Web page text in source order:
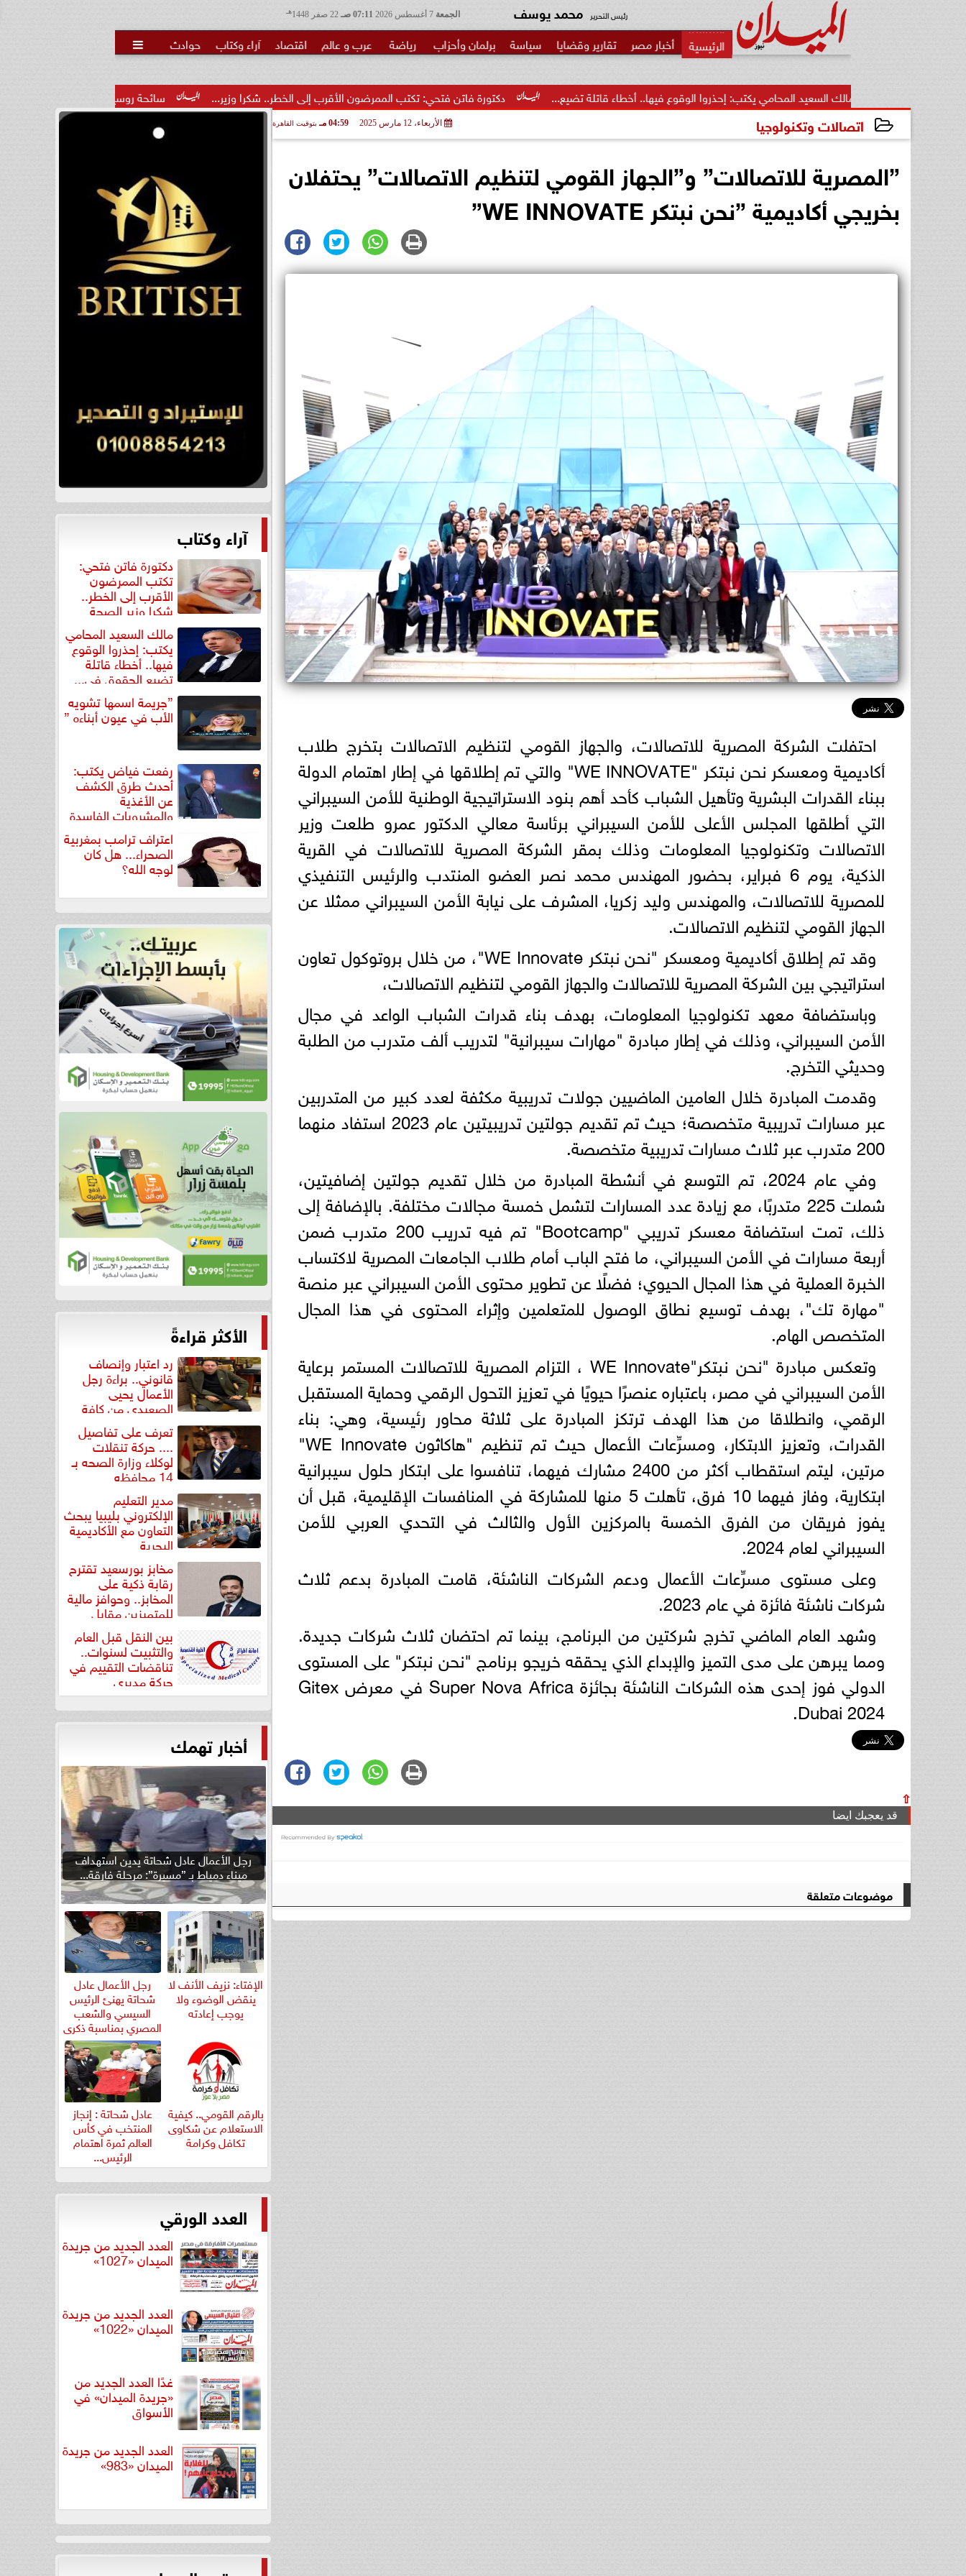
الجمعة 07:11 صـ هـ رئيس التحرير محمد يوسف
أخبار مصر تقارير وقضايا سياسة برلمان وأحزاب رياضة عرب و عالم اقتصاد آراء وكتاب حوادث 
سائحة روسية لـ”مراسي”: الغردقة تجمع بين الموقع دكتورة فاتن فتحي: تكتب الممرضون الأقرب إلى الخطر.. شكرا وزير... مالك السعيد المحامي يكتب: إحذروا الوقوع فيها.. أخطاء قاتلة تضيع...
اتصالات وتكنولوجيا الأربعاء، 12 مارس 2025 04:59 مـ بتوقيت القاهرة
”المصرية للاتصالات” و”الجهاز القومي لتنظيم الاتصالات” يحتفلان
بخريجي أكاديمية ”نحن نبتكر WE INNOVATE”
احتفلت الشركة المصرية للاتصالات، والجهاز القومي لتنظيم الاتصالات بتخرج طلاب
أكاديمية ومعسكر نحن نبتكر "WE INNOVATE" والتي تم إطلاقها في إطار اهتمام الدولة
ببناء القدرات البشرية وتأهيل الشباب كأحد أهم بنود الاستراتيجية الوطنية للأمن السيبراني
التي أطلقها المجلس الأعلى للأمن السيبراني برئاسة معالي الدكتور عمرو طلعت وزير
الاتصالات وتكنولوجيا المعلومات وذلك بمقر الشركة المصرية للاتصالات في القرية
الذكية، يوم 6 فبراير، بحضور المهندس محمد نصر العضو المنتدب والرئيس التنفيذي
للمصرية للاتصالات، والمهندس وليد زكريا، المشرف على نيابة الأمن السيبراني ممثلا عن
الجهاز القومي لتنظيم الاتصالات.
وقد تم إطلاق أكاديمية ومعسكر "نحن نبتكر WE Innovate"، من خلال بروتوكول تعاون
استراتيجي بين الشركة المصرية للاتصالات والجهاز القومي لتنظيم الاتصالات،
وباستضافة معهد تكنولوجيا المعلومات، بهدف بناء قدرات الشباب الواعد في مجال
الأمن السيبراني، وذلك في إطار مبادرة "مهارات سيبرانية" لتدريب ألف متدرب من الطلبة
وحديثي التخرج.
وقدمت المبادرة خلال العامين الماضيين جولات تدريبية مكثفة لعدد كبير من المتدربين
عبر مسارات تدريبية متخصصة؛ حيث تم تقديم جولتين تدريبيتين عام 2023 استفاد منهما
200 متدرب عبر ثلاث مسارات تدريبية متخصصة.
وفي عام 2024، تم التوسع في أنشطة المبادرة من خلال تقديم جولتين إضافيتين،
شملت 225 متدربًا، مع زيادة عدد المسارات لتشمل خمسة مجالات مختلفة. بالإضافة إلى
ذلك، تمت استضافة معسكر تدريبي "Bootcamp" تم فيه تدريب 200 متدرب ضمن
أربعة مسارات في الأمن السيبراني، ما فتح الباب أمام طلاب الجامعات المصرية لاكتساب
الخبرة العملية في هذا المجال الحيوي؛ فضلًا عن تطوير محتوى الأمن السيبراني عبر منصة
"مهارة تك"، بهدف توسيع نطاق الوصول للمتعلمين وإثراء المحتوى في هذا المجال
المتخصص الهام.
وتعكس مبادرة "نحن نبتكر"WE Innovate ، التزام المصرية للاتصالات المستمر برعاية
الأمن السيبراني في مصر، باعتباره عنصرًا حيويًا في تعزيز التحول الرقمي وحماية المستقبل
الرقمي، وانطلاقا من هذا الهدف ترتكز المبادرة على ثلاثة محاور رئيسية، وهي: بناء
القدرات، وتعزيز الابتكار، ومسرِّعات الأعمال حيث تم تنظيم "هاكاثون WE Innovate"
مرتين، ليتم استقطاب أكثر من 2400 مشارك فيهما، تنافسوا على ابتكار حلول سيبرانية
ابتكارية، وفاز فيهما 10 فرق، تأهلت 5 منها للمشاركة في المنافسات الإقليمية، قبل أن
يفوز فريقان من الفرق الخمسة بالمركزين الأول والثالث في التحدي العربي للأمن
السيبراني لعام 2024.
وعلى مستوى مسرِّعات الأعمال ودعم الشركات الناشئة، قامت المبادرة بدعم ثلاث
شركات ناشئة فائزة في عام 2023.
وشهد العام الماضي تخرج شركتين من البرنامج، بينما تم احتضان ثلاث شركات جديدة.
ومما يبرهن على مدى التميز والإبداع الذي يحققه خريجو برنامج "نحن نبتكر" على المستوى
الدولي فوز إحدى هذه الشركات الناشئة بجائزة Super Nova Africa في معرض Gitex
Dubai 2024.
⇧
قد يعجبك ايضا
موضوعات متعلقة
آراء وكتاب
دكتورة فاتن فتحي:
تكتب الممرضون
الأقرب إلى الخطر..
شكرا وزير الصحة
لتكريم... مالك السعيد المحامي
يكتب: إحذروا الوقوع
فيها.. أخطاء قاتلة
تضيع الحقوق في...
”جريمة اسمها تشويه
الأب في عيون أبناءه ”
رفعت فياض يكتب:
أحدث طرق الكشف
عن الأغذية
والمشروبات الفاسدة
اعتراف ترامب بمغربية
الصحراء... هل كان
لوجه الله؟
الأكثر قراءةً
رد اعتبار وإنصاف
قانوني.. براءة رجل
الأعمال يحيى
الصعيدي من كافة
التهم... تعرف على تفاصيل
.... حركة تنقلات
لوكلاء وزارة الصحه بـ
14 محافظه
مدير التعليم
الإلكتروني بليبيا يبحث
التعاون مع الأكاديمية
البحرية
مخابز بورسعيد تقترح
رقابة ذكية على
المخابز.. وحوافز مالية
للمتميزين مقابل
بين النقل قبل العام
والتثبيت لسنوات..
تناقضات التقييم في
حركة مديري
”مستشفيات...
أخبار تهمك
رجل الأعمال عادل شحاتة يدين استهداف
ميناء دمياط بـ ”مسيرة”: مرحلة فارقة...
الإفتاء: نزيف الأنف لا
ينقض الوضوء ولا
يوجب إعادته
رجل الأعمال عادل
شحاتة يهنئ الرئيس
السيسي والشعب
المصري بمناسبة ذكرى
ثورة...
بالرقم القومي.. كيفية
الاستعلام عن شكاوى
تكافل وكرامة
عادل شحاتة : إنجاز
المنتخب في كأس
العالم ثمرة اهتمام
الرئيس...
العدد الورقي
العدد الجديد من جريدة
الميدان «1027»
العدد الجديد من جريدة
الميدان «1022»
غدًا العدد الجديد من
«جريدة الميدان» في
الأسواق
العدد الجديد من جريدة
الميدان «983»